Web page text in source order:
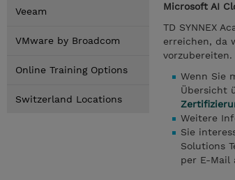
Veeam
VMware by Broadcom
Online Training Options
Switzerland Locations
Microsoft AI
TD SYNNEX
erreichen, da
vorzubereiten.
Wenn Sie
Übersicht
Weitere
Sie
Solutions
per E-Mail